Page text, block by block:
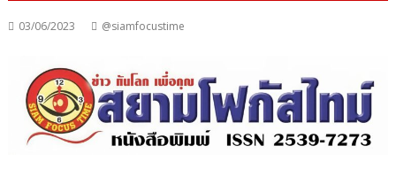
03/06/2023 @siamfocustime